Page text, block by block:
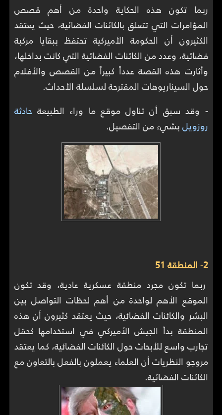
ربما تكون هذه الحكاية واحدة من أهم قصص
المؤامرات التي تتعلق بالكائنات الفضائية، حيث يعتقد
الكثيرون أن الحكومة الأميركية تحتفظ ببقايا مركبة
فضائية، وعدد من الكائنات الفضائية التي كانت بداخلها،
وأثارت هذه القصة عدداً كبيراً من القصص والأفلام
حول السيناريوهات المقترحة لسلسلة الأحداث.
- وقد سبق أن تناول موقع ما وراء الطبيعةحادثة
روزويلبشيء من التفصيل.
2- المنطقة 51
ربما تكون مجرد منطقة عسكرية عادية، وقد تكون
الموقع الأهم لواحدة من أهم لحظات التواصل بين
البشر والكائنات الفضائية، حيث يعتقد كثيرون أن هذه
المنطقة بدأ الجيش الأميركي في استخدامها كحقل
تجارب واسع للأبحاث حول الكائنات الفضائية، كما يعتقد
مروجو النظريات أن العلماء يعملون بالفعل بالتعاون مع
الكائنات الفضائية.